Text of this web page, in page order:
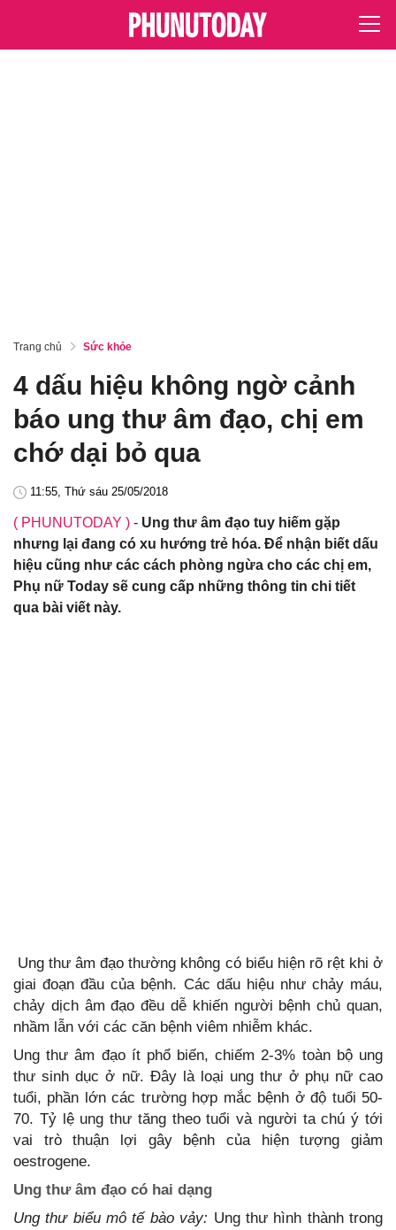
Trang chủ Sức khỏe
4 dấu hiệu không ngờ cảnh
báo ung thư âm đạo, chị em
chớ dại bỏ qua
11:55, Thứ sáu 25/05/2018
( PHUNUTODAY ) - Ung thư âm đạo tuy hiếm gặp
nhưng lại đang có xu hướng trẻ hóa. Để nhận biết dấu
hiệu cũng như các cách phòng ngừa cho các chị em,
Phụ nữ Today sẽ cung cấp những thông tin chi tiết
qua bài viết này.
Ung thư âm đạo thường không có biểu hiện rõ rệt khi ở
giai đoạn đầu của bệnh. Các dấu hiệu như chảy máu,
chảy dịch âm đạo đều dễ khiến người bệnh chủ quan,
nhầm lẫn với các căn bệnh viêm nhiễm khác.
Ung thư âm đạo ít phổ biến, chiếm 2-3% toàn bộ ung
thư sinh dục ở nữ. Đây là loại ung thư ở phụ nữ cao
tuổi, phần lớn các trường hợp mắc bệnh ở độ tuổi 50-
70. Tỷ lệ ung thư tăng theo tuổi và người ta chú ý tới
vai trò thuận lợi gây bệnh của hiện tượng giảm
oestrogene.
Ung thư âm đạo có hai dạng
Ung thư biểu mô tế bào vảy: Ung thư hình thành trong